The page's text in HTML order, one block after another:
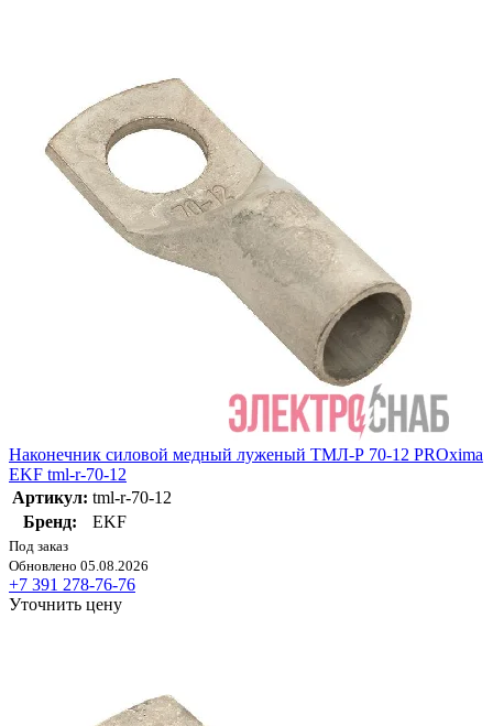
Наконечник силовой медный луженый ТМЛ-Р 70-12 PROxima
EKF tml-r-70-12
Артикул: tml-r-70-12
Бренд:
EKF
Под заказ
Обновлено 05.08.2026
+7 391 278-76-76
Уточнить цену